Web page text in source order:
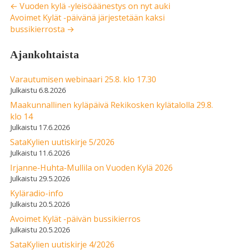
← Vuoden kylä -yleisöäänestys on nyt auki
Avoimet Kylät -päivänä järjestetään kaksi
bussikierrosta →
Ajankohtaista
Varautumisen webinaari 25.8. klo 17.30
6.8.2026
Maakunnallinen kyläpäivä Rekikosken kylätalolla 29.8.
klo 14
17.6.2026
SataKylien uutiskirje 5/2026
11.6.2026
Irjanne-Huhta-Mullila on Vuoden Kylä 2026
29.5.2026
Kyläradio-info
20.5.2026
Avoimet Kylät -päivän bussikierros
20.5.2026
SataKylien uutiskirje 4/2026